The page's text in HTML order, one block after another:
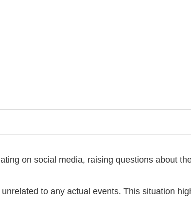
on social media, raising questions about
to any actual events. This situation